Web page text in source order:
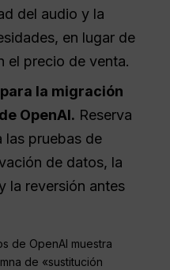
del audio y la
en lugar de
el precio de venta.
la migración
OpenAI. Reserva
las pruebas de
de datos, la
la reversión antes
de OpenAI muestra
de «sustitución